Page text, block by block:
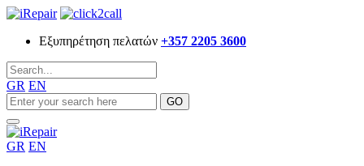
Εξυπηρέτηση πελατών +357 2205 3600
GR EN
GR EN